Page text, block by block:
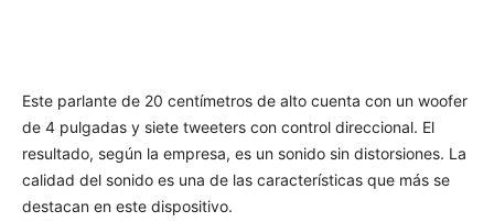
Este parlante de 20 centímetros de alto cuenta con un woofer
de 4 pulgadas y siete tweeters con control direccional. El
resultado, según la empresa, es un sonido sin distorsiones. La
calidad del sonido es una de las características que más se
destacan en este dispositivo.